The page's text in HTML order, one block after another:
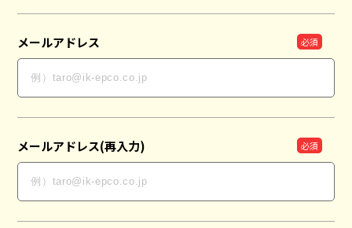
メールアドレス
メールアドレス(再入力)